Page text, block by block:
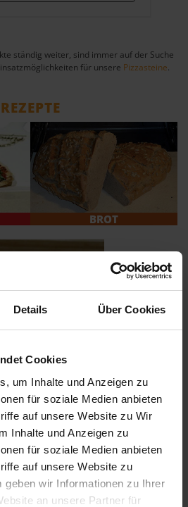
Details Über Cookies
Cookies
um Inhalte und Anzeigen zu
für soziale Medien anbieten
auf unsere Website zu Wir
Inhalte und Anzeigen zu
für soziale Medien anbieten
auf unsere Website zu
geben wir Informationen zu Ihrer
an unsere Partner für
ständig weiter, sind immer auf der Suche
für unsere Pizzasteine.
REZEPTE
BROT
nützliche Tipps und Tricks um zu Hause
Auch finden Sie dort viele Infos was Sie
noch so anfangen können...